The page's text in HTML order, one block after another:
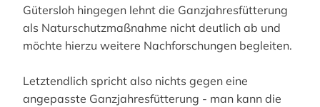
Gütersloh hingegen lehnt die Ganzjahresfütterung
als Naturschutzmaßnahme nicht deutlich ab und
möchte hierzu weitere Nachforschungen begleiten.
Letztendlich spricht also nichts gegen eine
angepasste Ganzjahresfütterung - man kann die